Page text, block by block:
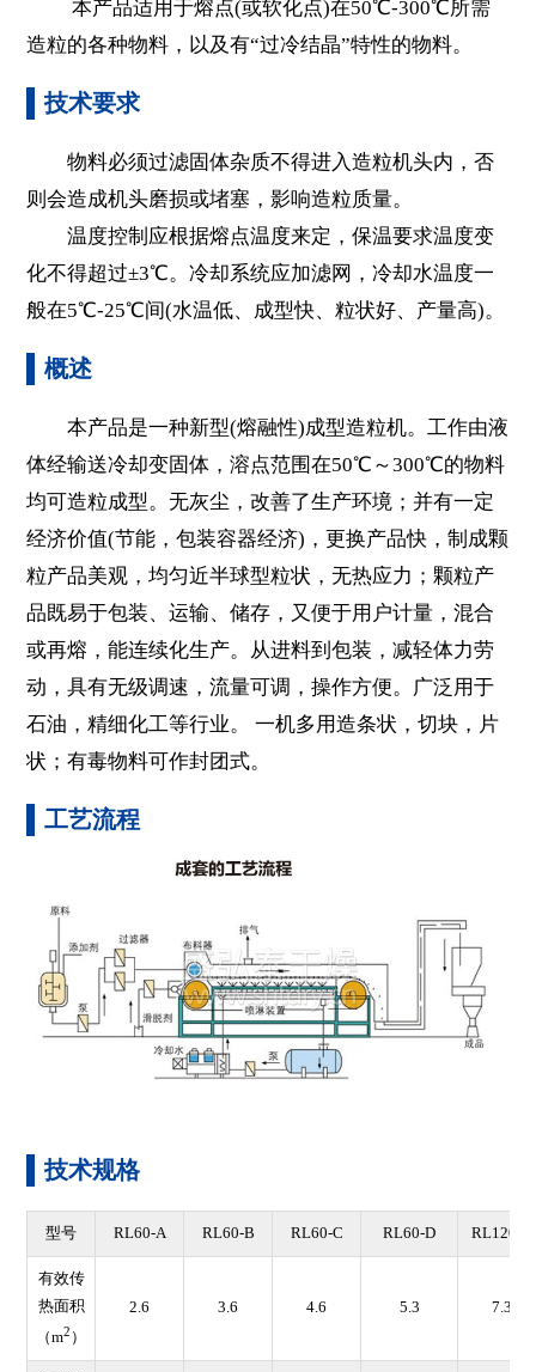
本产品适用于熔点(或软化点)在50℃-300℃所需
造粒的各种物料，以及有“过冷结晶”特性的物料。
技术要求
物料必须过滤固体杂质不得进入造粒机头内，否
则会造成机头磨损或堵塞，影响造粒质量。
温度控制应根据熔点温度来定，保温要求温度变
化不得超过±3℃。冷却系统应加滤网，冷却水温度一
般在5℃-25℃间(水温低、成型快、粒状好、产量高)。
概述
本产品是一种新型(熔融性)成型造粒机。工作由液
体经输送冷却变固体，溶点范围在50℃～300℃的物料
均可造粒成型。无灰尘，改善了生产环境；并有一定
经济价值(节能，包装容器经济)，更换产品快，制成颗
粒产品美观，均匀近半球型粒状，无热应力；颗粒产
品既易于包装、运输、储存，又便于用户计量，混合
或再熔，能连续化生产。从进料到包装，减轻体力劳
动，具有无级调速，流量可调，操作方便。广泛用于
石油，精细化工等行业。 一机多用造条状，切块，片
状；有毒物料可作封团式。
工艺流程
技术规格
型号 RL60-A RL60-B RL60-C RL60-D RL120-A
有效传
热面积
（m2 ）
2.6 3.6 4.6 5.3 7.3